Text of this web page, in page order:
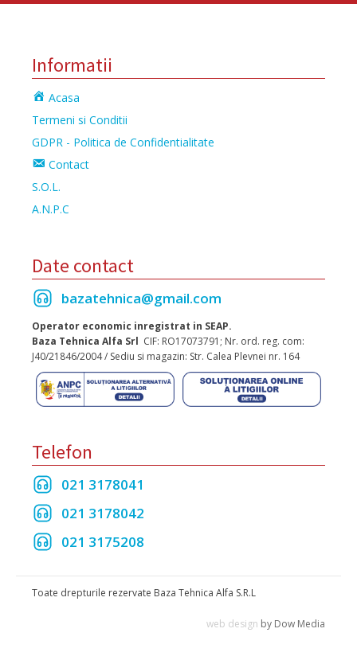
Informatii
Acasa
Termeni si Conditii
GDPR - Politica de Confidentialitate
Contact
S.O.L.
A.N.P.C
Date contact
bazatehnica@gmail.com
Operator economic inregistrat in SEAP.
Baza Tehnica Alfa Srl CIF: RO17073791; Nr. ord. reg. com:
J40/21846/2004 / Sediu si magazin: Str. Calea Plevnei nr. 164
Telefon
021 3178041
021 3178042
021 3175208
Toate drepturile rezervate Baza Tehnica Alfa S.R.L
web design by Dow Media